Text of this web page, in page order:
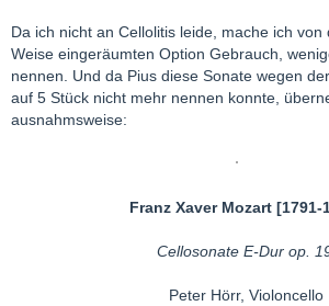
Da ich nicht an Cellolitis leide, mache ich
Weise eingeräumten Option Gebrauch,
nennen. Und da Pius diese Sonate wegen
auf 5 Stück nicht mehr nennen konnte,
ausnahmsweise:
Franz Xaver Mozart [1791-
Cellosonate E-Dur op.
Peter Hörr, Violoncello